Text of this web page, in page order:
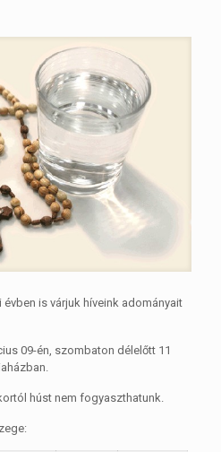
is várjuk híveink adományait
09-én, szombaton délelőtt 11
húst nem fogyaszthatunk.